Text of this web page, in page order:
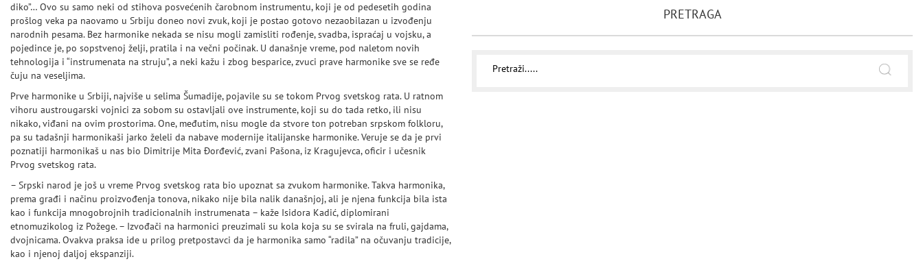
diko”… Ovo su samo neki od stihova posvećenih čarobnom instrumentu, koji je od pedesetih godina
prošlog veka pa naovamo u Srbiju doneo novi zvuk, koji je postao gotovo nezaobilazan u izvođenju
narodnih pesama. Bez harmonike nekada se nisu mogli zamisliti rođenje, svadba, ispraćaj u vojsku, a
pojedince je, po sopstvenoj želji, pratila i na večni počinak. U današnje vreme, pod naletom novih
tehnologija i “instrumenata na struju”, a neki kažu i zbog besparice, zvuci prave harmonike sve se ređe
čuju na veseljima.
Prve harmonike u Srbiji, najviše u selima Šumadije, pojavile su se tokom Prvog svetskog rata. U ratnom
vihoru austrougarski vojnici za sobom su ostavljali ove instrumente, koji su do tada retko, ili nisu
nikako, viđani na ovim prostorima. One, međutim, nisu mogle da stvore ton potreban srpskom folkloru,
pa su tadašnji harmonikaši jarko želeli da nabave modernije italijanske harmonike. Veruje se da je prvi
poznatiji harmonikaš u nas bio Dimitrije Mita Đorđević, zvani Pašona, iz Kragujevca, oficir i učesnik
Prvog svetskog rata.
– Srpski narod je još u vreme Prvog svetskog rata bio upoznat sa zvukom harmonike. Takva harmonika,
prema građi i načinu proizvođenja tonova, nikako nije bila nalik današnjoj, ali je njena funkcija bila ista
kao i funkcija mnogobrojnih tradicionalnih instrumenata – kaže Isidora Kadić, diplomirani
etnomuzikolog iz Požege. – Izvođači na harmonici preuzimali su kola koja su se svirala na fruli, gajdama,
dvojnicama. Ovakva praksa ide u prilog pretpostavci da je harmonika samo “radila” na očuvanju tradicije,
kao i njenoj daljoj ekspanziji.
PRETRAGA